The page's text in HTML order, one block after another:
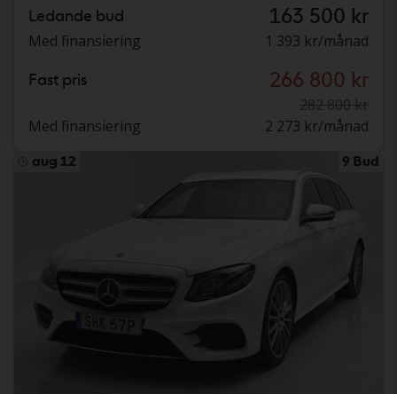
Ledande bud 163 500 kr
Med finansiering 1 393 kr/månad
Fast pris 266 800 kr
282 800 kr
Med finansiering
2 273 kr/månad
aug 12 9 Bud